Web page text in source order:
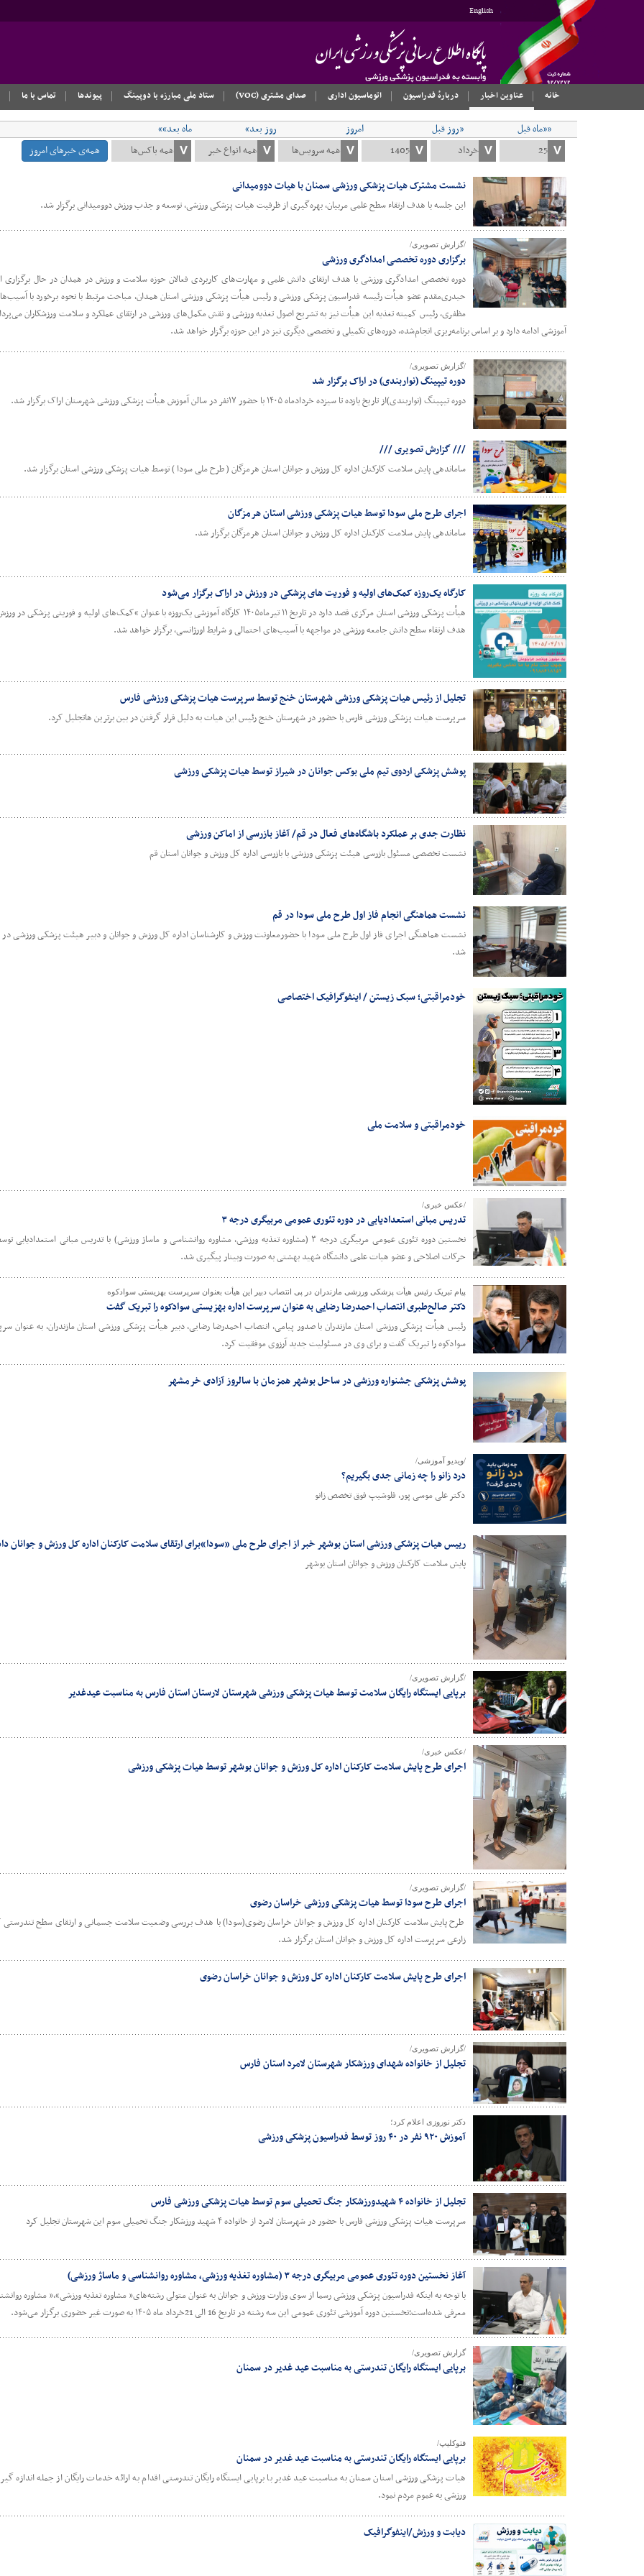
English
خانه
عناوین اخبار دربارهٔ فدراسیون اتوماسیون اداری صدای مشتری (VOC) ستاد ملی مبارزه با دوپینگ پیوندها تماس با ما
««ماه قبل «روز قبل امروز روز بعد»
ماه بعد»»
همه‌ی خبرهای امروز
نشست مشترک هیات پزشکی ورزشی سمنان با هیات دوومیدانی
این جلسه با هدف ارتقاء سطح علمی مربیان، بهره‌گیری از ظرفیت هیات پزشکی ورزشی، توسعه و جذب ورزش دوومیدانی برگزار شد.
/گزارش تصویری/
برگزاری دوره تخصصی امدادگری ورزشی
دوره تخصصی امدادگری ورزشی با هدف ارتقای دانش علمی و مهارت‌های کاربردی فعالان حوزه سلامت و ورزش در همدان در حال برگزاری
حیدری‌مقدم عضو هیأت رئیسه فدراسیون پزشکی ورزشی و رئیس هیأت پزشکی ورزشی استان همدان، مباحث مرتبط با نحوه برخورد با آسیب‌های
مظفری، رئیس کمیته تغذیه این هیأت نیز به تشریح اصول تغذیه ورزشی و نقش مکمل‌های ورزشی در ارتقای عملکرد و سلامت ورزشکاران
آموزشی ادامه دارد و بر اساس برنامه‌ریزی انجام‌شده، دوره‌های تکمیلی و تخصصی دیگری نیز در این حوزه برگزار خواهد شد.
/گزارش تصویری/
دوره تیپینگ (نواربندی) در اراک برگزار شد
دوره تیپینگ (نواربندی)از تاریخ یازده تا سیزده خردادماه ۱۴۰۵ با حضور ۱۷نفر در سالن آموزش هیأت پزشکی ورزشی شهرستان اراک برگزار شد.
/// گزارش تصویری ///
ساماندهی پایش سلامت کارکنان اداره کل ورزش و جوانان استان هرمزگان ( طرح ملی سودا ) توسط هیات پزشکی ورزشی استان برگزار شد.
اجرای طرح ملی سودا توسط هیات پزشکی ورزشی استان هرمزگان
ساماندهی پایش سلامت کارکنان اداره کل ورزش و جوانان استان هرمزگان برگزار شد.
کارگاه یک‌روزه کمک‌های اولیه و فوریت های پزشکی در ورزش در اراک برگزار می‌شود
هیأت پزشکی ورزشی استان مرکزی قصد دارد در تاریخ ۱۱ تیرماه۱۴۰۵ کارگاه آموزشی یک‌روزه با عنوان “کمک‌های اولیه و
هدف ارتقاء سطح دانش جامعه ورزشی در مواجهه با آسیب‌های احتمالی و شرایط اورژانسی، برگزار خواهد شد.
تجلیل از رئیس هیات پزشکی ورزشی شهرستان خنج توسط سرپرست هیات پزشکی ورزشی فارس
سرپرست هیات پزشکی ورزشی فارس با حضور در شهرستان خنج رئیس این هیات به دلیل قرار گرفتن در بین برترین هاتجلیل کرد.
پوشش پزشکی اردوی تیم ملی بوکس جوانان در شیراز توسط هیات پزشکی ورزشی
نظارت جدی بر عملکرد باشگاه‌های فعال در قم/ آغاز بازرسی از اماکن ورزشی
نشست تخصصی مسئول بازرسی هیئت پزشکی ورزشی با بازرسی اداره کل ورزش و جوانان استان قم
نشست هماهنگی انجام فاز اول طرح ملی سودا در قم
نشست هماهنگی اجرای فاز اول طرح ملی سودا با حضورمعاونت ورزش و کارشناسان اداره کل ورزش و جوانان و دبیر هیئت پزشکی ورزشی در
شد.
خودمراقبتی؛ سبک زیستن / اینفوگرافیک اختصاصی
خودمراقبتی و سلامت ملی
/عکس خبری/
تدریس مبانی استعدادیابی در دوره تئوری عمومی مربیگری درجه ۳
نخستین دوره تئوری عمومی مربیگری درجه ۳ (مشاوره تغذیه ورزشی، مشاوره روانشناسی و ماساژ ورزشی) با تدریس مبانی
حرکات اصلاحی و عضو هیات علمی دانشگاه شهید بهشتی به صورت وبینار پیگیری شد.
پیام تبریک رئیس هیأت پزشکی ورزشی مازندران در پی انتصاب دبیر این هیأت بعنوان سرپرست بهزیستی سوادکوه
دکتر صالح‌طبری انتصاب احمدرضا رضایی به عنوان سرپرست اداره بهزیستی سوادکوه را تبریک گفت
رئیس هیأت پزشکی ورزشی استان مازندران با صدور پیامی، انتصاب احمدرضا رضایی، دبیر هیأت پزشکی ورزشی استان مازندران، به عنوان
سوادکوه را تبریک گفت و برای وی در مسئولیت جدید آرزوی موفقیت کرد.
پوشش پزشکی جشنواره ورزشی در ساحل بوشهر همزمان با سالروز آزادی خرمشهر
/ویدیو آموزشی/
درد زانو را چه زمانی جدی بگیریم؟
دکتر علی موسی پور، فلوشیپ فوق تخصص زانو
رییس هیات پزشکی ورزشی استان بوشهر خبر از اجرای طرح ملی «سودا»برای ارتقای سلامت کارکنان اداره کل ورزش و جوانان
پایش سلامت کارکنان ورزش و جوانان استان بوشهر
/گزارش تصویری/
برپایی ایستگاه رایگان سلامت توسط هیات پزشکی ورزشی شهرستان لارستان استان فارس به مناسبت عیدغدیر
/عکس خبری/
اجرای طرح پایش سلامت کارکنان اداره کل ورزش و جوانان بوشهر توسط هیات پزشکی ورزشی
/گزارش تصویری/
اجرای طرح سودا توسط هیات پزشکی ورزشی خراسان رضوی
طرح پایش سلامت کارکنان اداره کل ورزش و جوانان خراسان رضوی(سودا) با هدف بررسی وضعیت سلامت جسمانی و ارتقای سطح تندرستی
زارعی سرپرست اداره کل ورزش و جوانان استان برگزار شد.
اجرای طرح پایش سلامت کارکنان اداره کل ورزش و جوانان خراسان رضوی
/گزارش تصویری/
تجلیل از خانواده شهدای ورزشکار شهرستان لامرد استان فارس
دکتر نوروزی اعلام کرد؛
آموزش ۹۲۰ نفر در ۴۰ روز توسط فدراسیون پزشکی ورزشی
تجلیل از خانواده ۴ شهیدورزشکار جنگ تحمیلی سوم توسط هیات پزشکی ورزشی فارس
سرپرست هیات پزشکی ورزشی فارس با حضور در شهرستان لامرد از خانواده ۴ شهید ورزشکار جنگ تحمیلی سوم این شهرستان تجلیل کرد
آغاز نخستین دوره تئوری عمومی مربیگری درجه ۳ (مشاوره تغذیه ورزشی، مشاوره روانشناسی و ماساژ ورزشی)
با توجه به اینکه فدراسیون پزشکی ورزشی رسما از سوی وزارت ورزش و جوانان به عنوان متولی رشته‌های« مشاوره تغذیه ورزشی»،« مشاوره
معرفی شده‌است؛نخستین دوره آموزشی تئوری عمومی این سه رشته در تاریخ 16 الی 21خرداد ماه ۱۴۰۵ به صورت غیر حضوری برگزار می‌شود.
گزارش تصویری/
برپایی ایستگاه رایگان تندرستی به مناسبت عید غدیر در سمنان
فتوکلیپ/
برپایی ایستگاه رایگان تندرستی به مناسبت عید غدیر در سمنان
هیات پزشکی ورزشی استان سمنان به مناسبت عید غدیر با برپایی ایستگاه رایگان تندرستی اقدام به ارائه خدمات رایگان از جمله اندازه
ورزشی به عموم مردم نمود.
دیابت و ورزش/اینفوگرافیک